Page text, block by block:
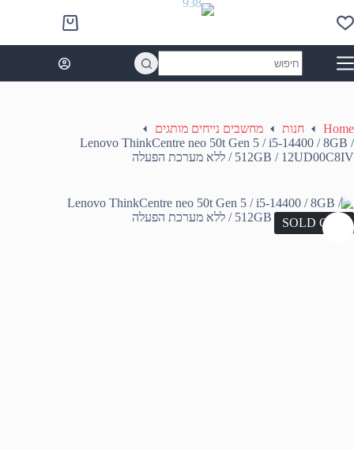
to
content
Shopping
cart
results
Home חנות
מחשבים נייחים מותגים
Lenovo ThinkCentre neo 50t Gen 5 / i5-14400 / 8GB /
512GB / 12UD00C8IV / ללא מערכת הפעלה
SOLD OUT